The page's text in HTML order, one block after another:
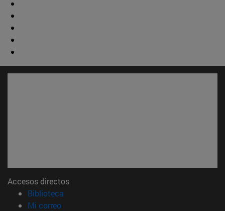
Accesos directos
Biblioteca
Mi correo(abre en nueva ventana)